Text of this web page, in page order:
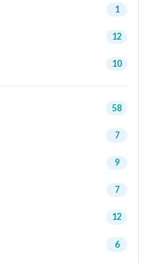
1
12
10
58
7
9
7
12
6